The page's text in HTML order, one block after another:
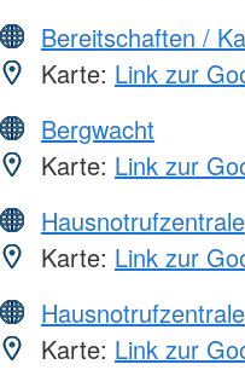
Bereitschaften /
Karte: Link zur
Bergwacht
Karte: Link zur
Hausnotrufzentrale
Karte: Link zur
Hausnotrufzentrale
Karte: Link zur